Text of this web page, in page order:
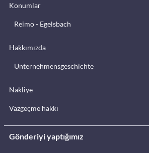
Konumlar
Reimo - Egelsbach
Hakkımızda
Unternehmensgeschichte
Nakliye
Vazgeçme hakkı
Gönderiyi yaptığımız